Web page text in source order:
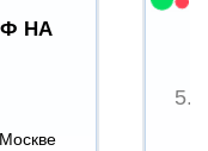
НА
5.0